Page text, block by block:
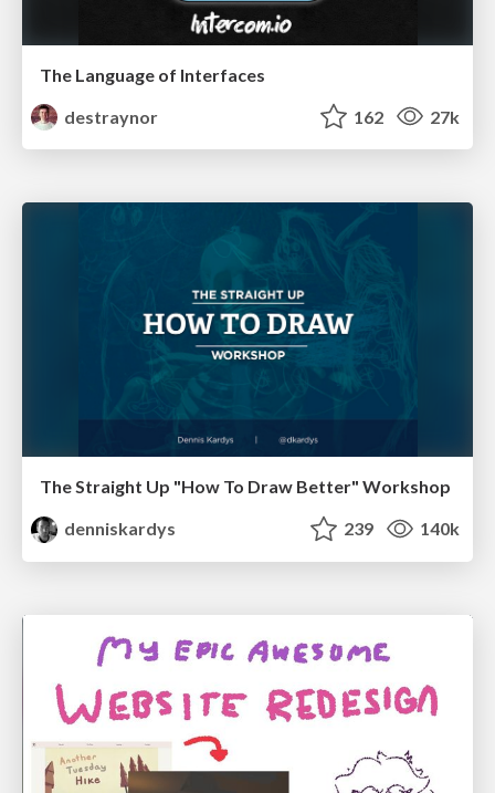
The Language of Interfaces
destraynor
162 27k
The Straight Up "How To Draw Better" Workshop
denniskardys
239 140k